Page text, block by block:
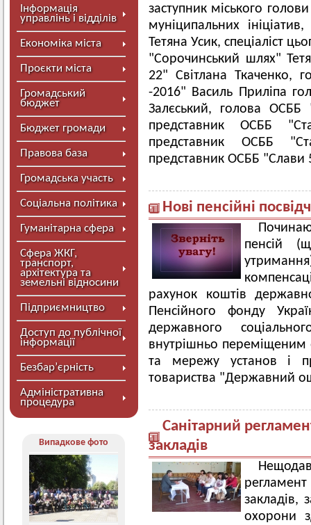
Інформація
управлінь і відділів
Економіка міста
Проєкти міста
Громадський
бюджет
Бюджет громади
Правова база
Громадська участь
Соціальна політика
Гуманітарна сфера
Сфера ЖКГ,
транспорт,
архітектура та
земельні відносини
Підприємництво
Доступ до публічної
інформації
Безбар’єрність
Адміністративна
процедура
Випадкове фото
заступник міського
муніципальних
Тетяна Усик, спеціаліст
"Сорочинський шлях"
22" Світлана Ткаченко,
-2016" Василь Приліпа
Залєський, голова ОСББ
представник ОСББ
представник ОСББ
представник ОСББ
Нові пенсійні
пенсій
рахунок коштів
Пенсійного фонду
державного
внутрішньо переміщеним
та мережу установ і
товариства "Державний
Санітарний
закладів
закладів,
охорони